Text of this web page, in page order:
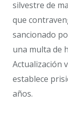
silvestre de
que
sancionado
una multa de
Actualización
establece
años.